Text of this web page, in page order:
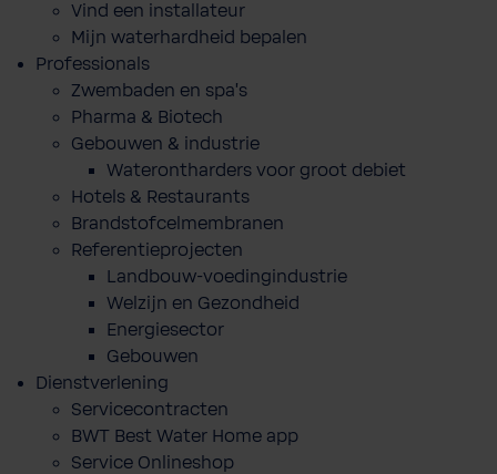
Vind een installateur
Mijn waterhardheid bepalen
Professionals
Zwembaden en spa's
Pharma & Biotech
Gebouwen & industrie
Waterontharders voor groot debiet
Hotels & Restaurants
Brandstofcelmembranen
Referentieprojecten
Landbouw-voedingindustrie
Welzijn en Gezondheid
Energiesector
Gebouwen
Dienstverlening
Servicecontracten
BWT Best Water Home app
Service Onlineshop